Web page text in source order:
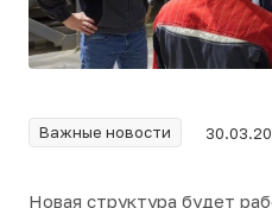
Важные новости
Новая структура будет